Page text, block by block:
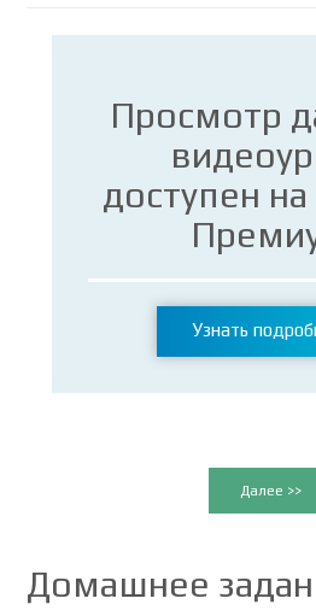
Просмотр
доступен
Узнать
Далее >>
Домашнее